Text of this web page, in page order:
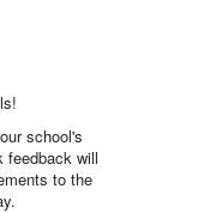
school's
feedback will
to the